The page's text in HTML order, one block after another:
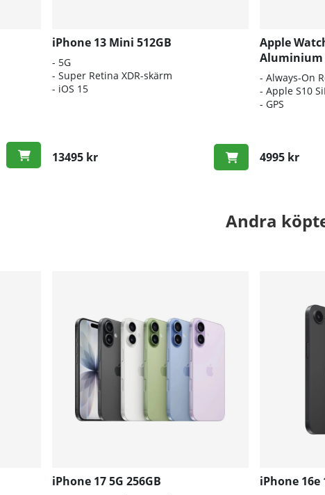
iPhone 13 Mini 512GB
- 5G
- Super Retina XDR-skärm
- iOS 15
13495 kr
Apple
Aluminium
- Always‑On
- Apple S10
- GPS
4995 kr
Andra
iPhone 17 5G 256GB iPhone 16e